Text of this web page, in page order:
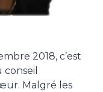
2018, c’est
Malgré les